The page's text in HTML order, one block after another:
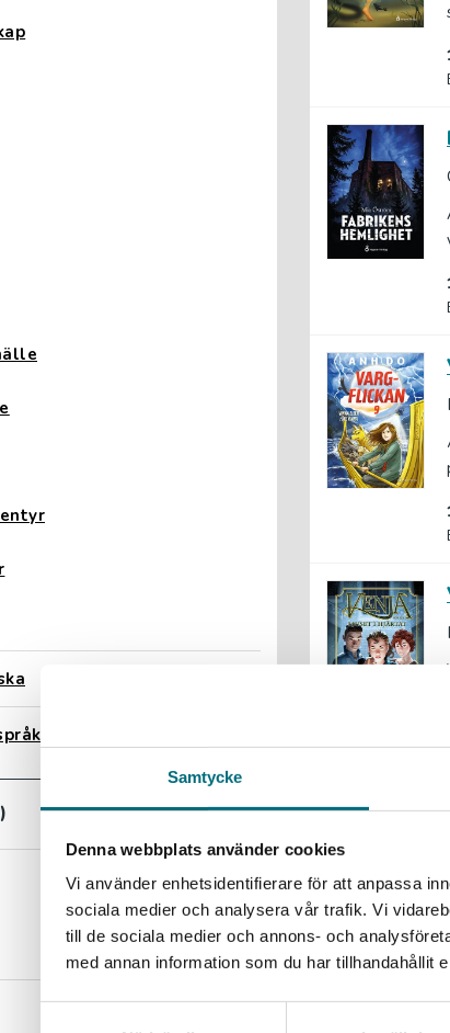
Samtycke
Denna webbplats använder cookies
Vi använder enhetsidentifierare för att anpassa
sociala medier och analysera vår trafik. Vi
till de sociala medier och annons- och
med annan information som du har tillhandahållit